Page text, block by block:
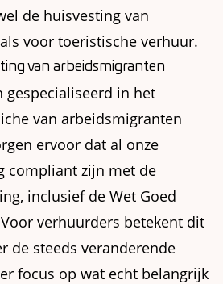
de huisvesting van
voor toeristische verhuur.
van arbeidsmigranten
gespecialiseerd in het
van arbeidsmigranten
ervoor dat al onze
compliant zijn met de
inclusief de Wet Goed
verhuurders betekent dit
de steeds veranderende
focus op wat echt belangrijk